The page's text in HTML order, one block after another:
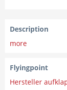
Description
more
Flyingpoint
Hersteller